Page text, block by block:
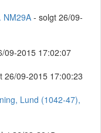
NM29A - solgt 26/09-
09-2015 17:02:07
26/09-2015 17:00:23
Lund (1042-47),